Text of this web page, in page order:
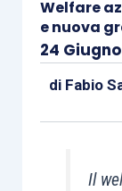
Welfare
e nuova
24
di Fabio
Il